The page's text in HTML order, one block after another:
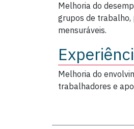
Melhoria do
grupos de
mensuráveis.
Melhoria do
trabalhadores e